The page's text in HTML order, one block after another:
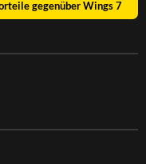
gegenüber Wings 7